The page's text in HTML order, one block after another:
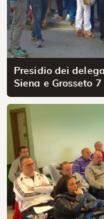
Presidio dei
Siena e Grosseto 7